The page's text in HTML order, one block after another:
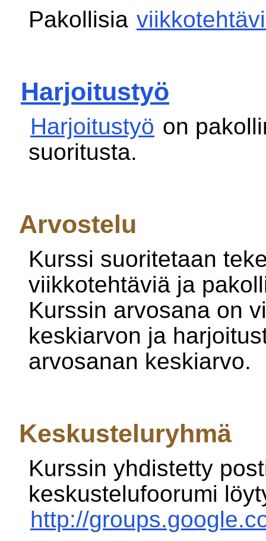
Pakollisia
Harjoitustyö
Harjoitustyö on
suoritusta.
Arvostelu
Kurssi suoritetaan
viikkotehtäviä ja
Kurssin arvosana on
keskiarvon ja
arvosanan keskiarvo.
Keskusteluryhmä
Kurssin yhdistetty
keskustelufoorumi
http://